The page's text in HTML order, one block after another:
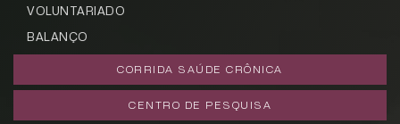
VOLUNTARIADO
BALANÇO
CORRIDA SAÚDE CRÔNICA
CENTRO DE PESQUISA